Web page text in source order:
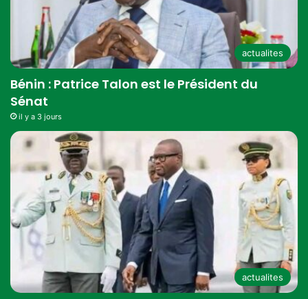
actualites
Bénin : Patrice Talon est le Président du
Sénat
il y a 3 jours
actualites